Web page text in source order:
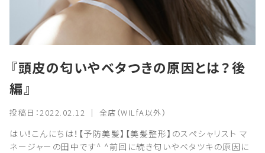
『頭皮の匂いやベタつきの原因とは？後
編』
投稿日：2022.02.12 ｜ 全店（WILfA以外）
はい！こんにちは！【予防美髪】【美髪整形】のスペシャリスト マ
ネージャーの田中です^ ^前回に続き匂いやベタツキの原因に